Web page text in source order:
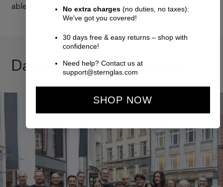
ablesen, etwa für New York, Tokio oder Kapstadt.
Das sagen unsere Kunden
No extra charges(no duties, no taxes):
We've got you covered!
30 days free & easy returns – shop with
confidence!
Need help? Contact us at
support@sternglas.com
SHOP NOW